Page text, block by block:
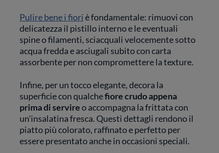
Pulire bene i fioriè fondamentale: rimuovi con
delicatezza il pistillo interno e le eventuali
spine o filamenti, sciacquali velocemente sotto
acqua fredda e asciugali subito con carta
assorbente per non compromettere la texture.
Infine, per un tocco elegante, decora la
superficie con qualchefiore crudo appena
prima di servireo accompagna la frittata con
un'insalatina fresca. Questi dettagli rendono il
piatto più colorato, raffinato e perfetto per
essere presentato anche in occasioni speciali.